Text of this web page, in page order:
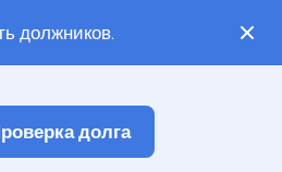
должников.
долга